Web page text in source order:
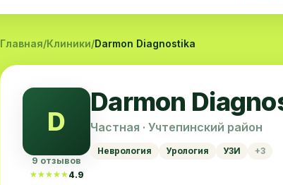
Главная/Клиники/Darmon Diagnostika
D
9 отзывов
★★★★★
★★★★★ 4.9
Darmon
Частная · Учтепинский район
Неврология Урология УЗИ +3